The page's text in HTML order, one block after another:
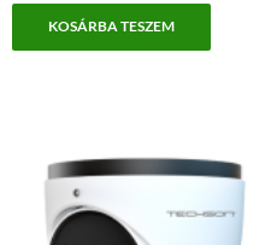
KOSÁRBA TESZEM